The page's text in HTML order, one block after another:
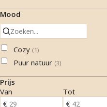
Mood
Cozy (1)
Puur natuur (3)
Prijs
Van
Tot